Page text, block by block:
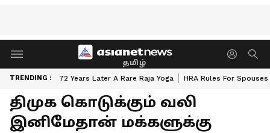
தமிழ்
TRENDING : 72 Years Later A Rare Raja Yoga HRA Rules For Spouses
திமுக கொடுக்கும் வலி
இனிமேதான் மக்களுக்கு